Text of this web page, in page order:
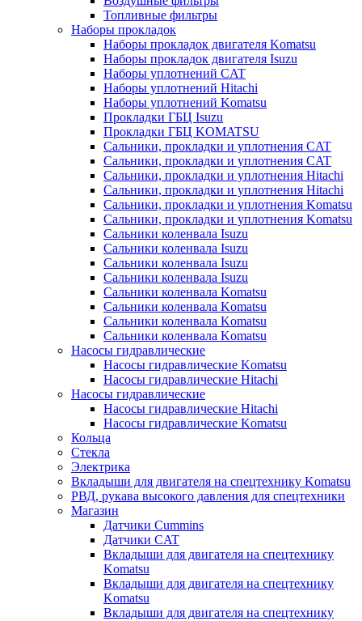
Топливные фильтры
Наборы прокладок
Наборы прокладок двигателя Komatsu
Наборы прокладок двигателя Isuzu
Наборы уплотнений CAT
Наборы уплотнений Hitachi
Наборы уплотнений Komatsu
Прокладки ГБЦ Isuzu
Прокладки ГБЦ KOMATSU
Сальники, прокладки и уплотнения CAT
Сальники, прокладки и уплотнения CAT
Сальники, прокладки и уплотнения Hitachi
Сальники, прокладки и уплотнения Hitachi
Сальники, прокладки и уплотнения Komatsu
Сальники, прокладки и уплотнения Komatsu
Сальники коленвала Isuzu
Сальники коленвала Isuzu
Сальники коленвала Isuzu
Сальники коленвала Isuzu
Сальники коленвала Komatsu
Сальники коленвала Komatsu
Сальники коленвала Komatsu
Сальники коленвала Komatsu
Насосы гидравлические
Насосы гидравлические Komatsu
Насосы гидравлические Hitachi
Насосы гидравлические
Насосы гидравлические Hitachi
Насосы гидравлические Komatsu
Кольца
Стекла
Электрика
Вкладыши для двигателя на спецтехнику Komatsu
РВД, рукава высокого давления для спецтехники
Магазин
Датчики Cummins
Датчики CAT
Вкладыши для двигателя на спецтехнику
Komatsu
Вкладыши для двигателя на спецтехнику
Komatsu
Вкладыши для двигателя на спецтехнику